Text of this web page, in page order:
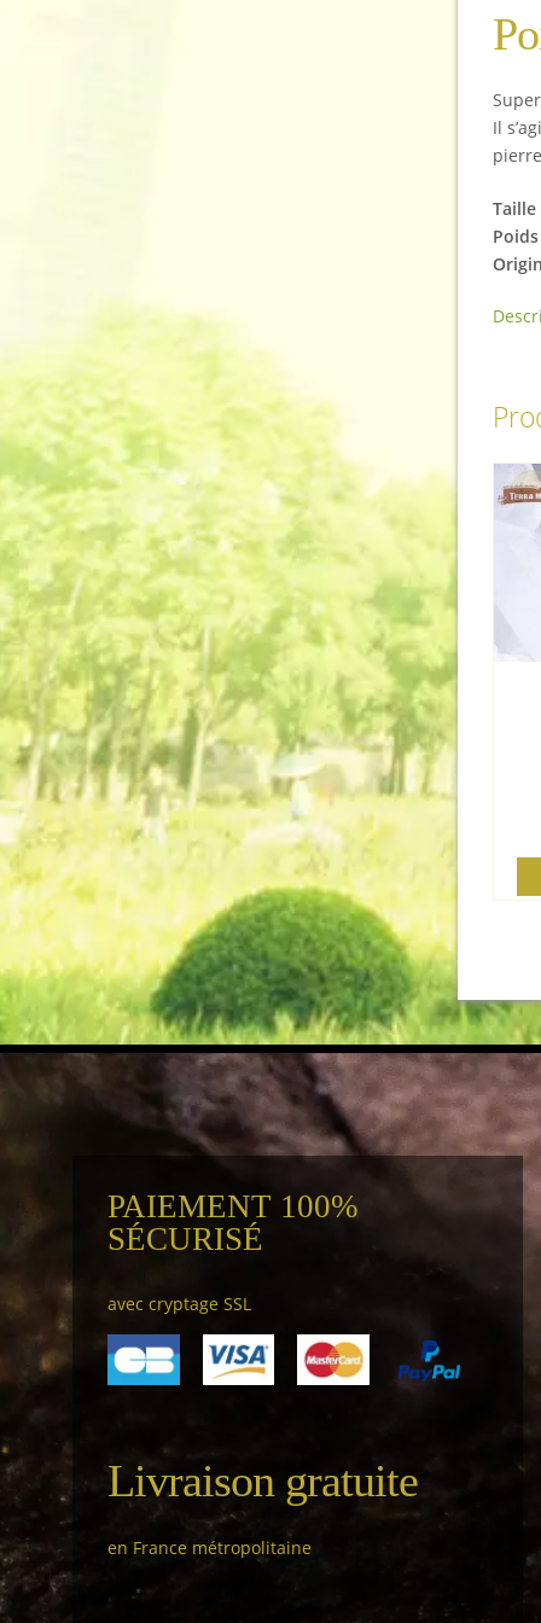
Il
Taille
PAIEMENT 100%
SÉCURISÉ
avec cryptage SSL
Livraison gratuite
en France métropolitaine